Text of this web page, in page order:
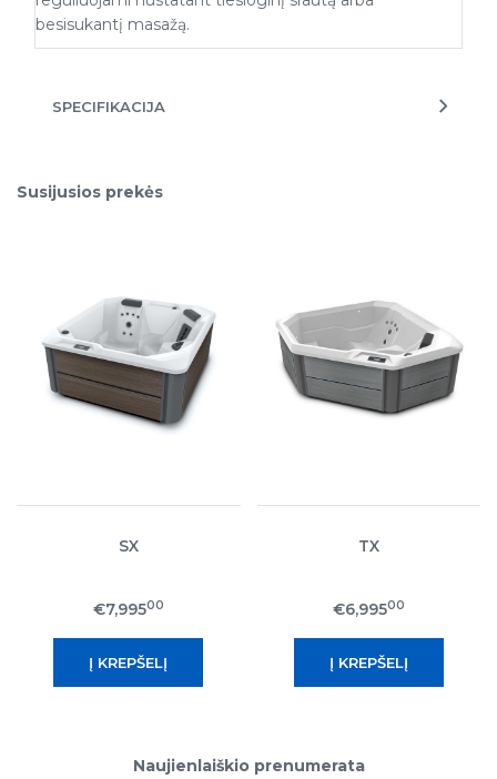
besisukantį masažą.
SPECIFIKACIJA
Susijusios prekės
SX
€7,99500
TX
€6,99500
Naujienlaiškio prenumerata